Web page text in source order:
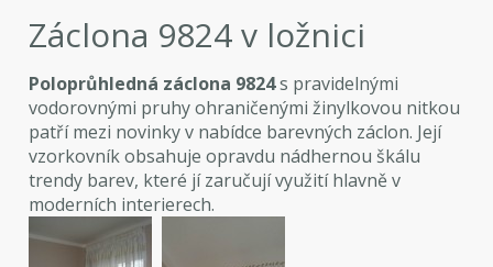
Záclona 9824 v ložnici
Poloprůhledná záclona 9824s pravidelnými
vodorovnými pruhy ohraničenými žinylkovou nitkou
patří mezi novinky v nabídce barevných záclon. Její
vzorkovník obsahuje opravdu nádhernou škálu
trendy barev, které jí zaručují využití hlavně v
moderních interierech.